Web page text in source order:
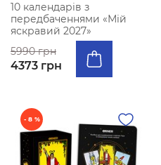
10 календарів з
передбаченнями «Мій
яскравий 2027»
5990 грн
4373 грн
- 8 %